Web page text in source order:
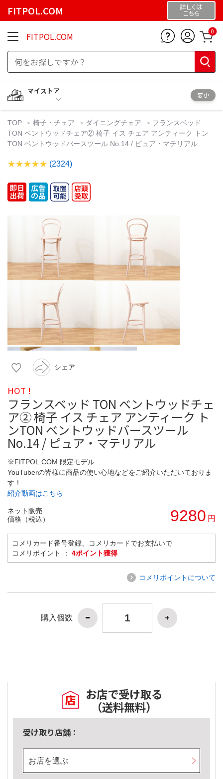
FITPOL.COM 詳しくは
こちら
FITPOL.COM 0
マイストア
変更
TOP 椅子・チェア ダイニングチェア
フランスベッド
TON ベントウッドチェア② 椅子 イス チェア アンティーク トン
TON ベントウッドバースツール No.14 / ピュア・マテリアル
(2324)
シェア
HOT !
フランスベッド TON ベントウッドチェ
ア② 椅子 イス チェア アンティーク ト
ンTON ベントウッドバースツール
No.14 / ピュア・マテリアル
※FITPOL.COM 限定モデル
YouTuberの皆様に商品の使い心地などをご紹介いただいておりま
す！
紹介動画はこちら
ネット販売
価格（税込）
9280 円
コメリカード番号登録、コメリカードでお支払いで
コメリポイント ： 4ポイント獲得
コメリポイントについて
購入個数
お店で受け取る
（送料無料）
受け取り店舗：
お店を選ぶ